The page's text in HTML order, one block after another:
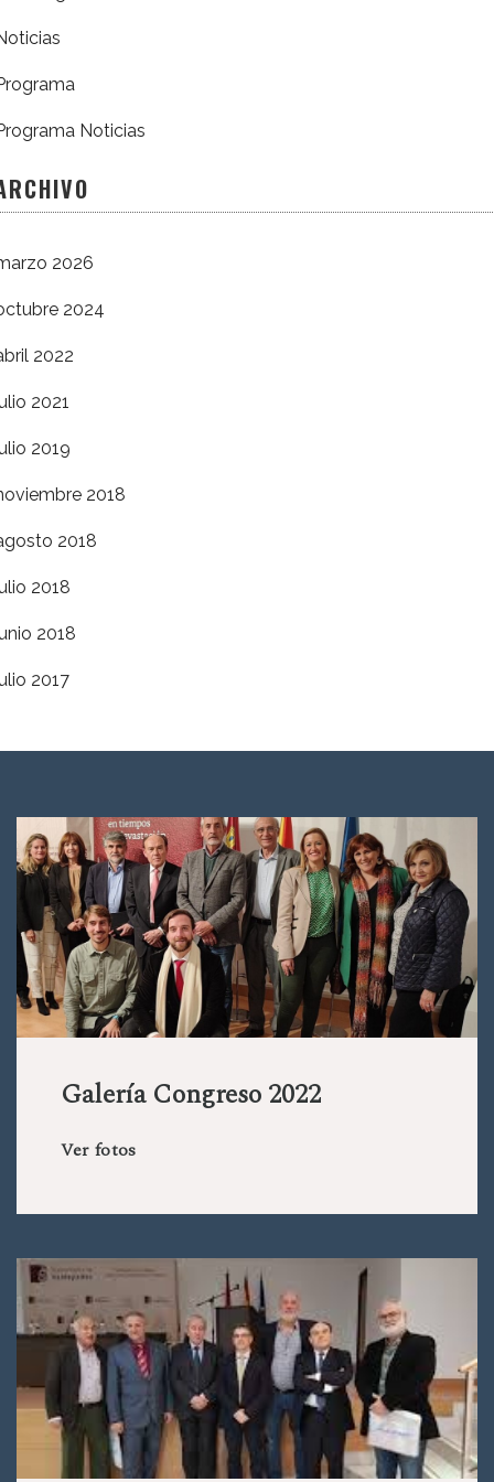
Noticias
2026
2024
2022
2021
2019
2018
2018
2018
2018
2017
Galería Congreso 2022
Ver fotos